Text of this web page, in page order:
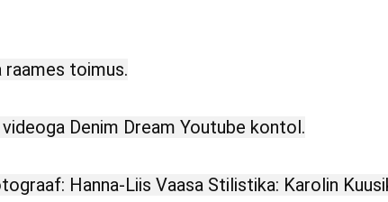
raames toimus.
Denim Dream Youtube kontol.
Hanna-Liis Vaasa Stilistika: Karolin